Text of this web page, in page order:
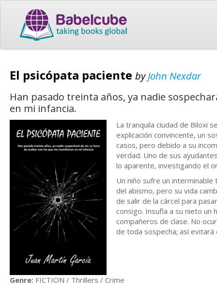
El psicópata paciente byJohn Nexdar
Han pasado treinta años, ya nadie
en mi infancia.
La tranquila ciudad de Biloxi
explicación convincente, un
casos, pero debido a su
verdad. Uno de sus
lo aparente, investigando el
Un niño sufre un
del abismo, pero su vida
de salir de la cárcel para
consigo. Insufla a su nieto un
compañeros de clase. No
de toda sospecha; así
Genre: FICTION / Thrillers / Crime